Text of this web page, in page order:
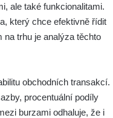
ale také funkcionalitami.
který chce efektivně řídit
trhu je analýza těchto
obchodních transakcí.
procentuální podíly
burzami odhaluje, že i